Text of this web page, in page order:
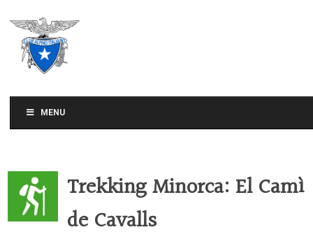
MENU
Trekking Minorca: El Camì
de Cavalls